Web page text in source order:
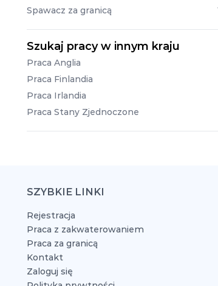
Spawacz za granicą
Szukaj pracy w innym kraju
Praca Anglia
Praca Finlandia
Praca Irlandia
Praca Stany Zjednoczone
SZYBKIE LINKI
Rejestracja
Praca z zakwaterowaniem
Praca za granicą
Kontakt
Zaloguj się